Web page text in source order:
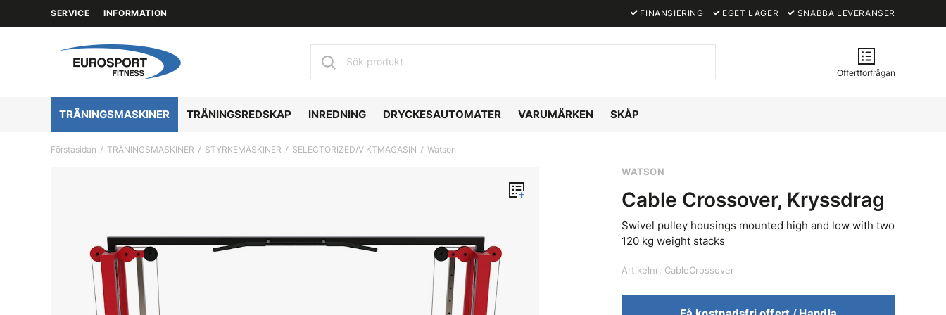
SERVICE INFORMATION FINANSIERING EGET LAGER SNABBA LEVERANSER
Offertförfrågan
TRÄNINGSMASKINER TRÄNINGSREDSKAP INREDNING DRYCKESAUTOMATER VARUMÄRKEN SKÅP
Förstasidan TRÄNINGSMASKINER STYRKEMASKINER SELECTORIZED/VIKTMAGASIN Watson
WATSON
Cable Crossover, Kryssdrag
Swivel pulley housings mounted high and low with two
120 kg weight stacks
Artikelnr: CableCrossover